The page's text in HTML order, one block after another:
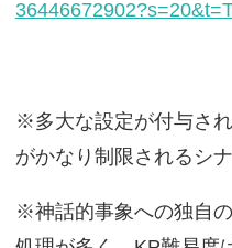
※多大な設定が付与さ
がかなり制限されるシ
※神話的事象への独自